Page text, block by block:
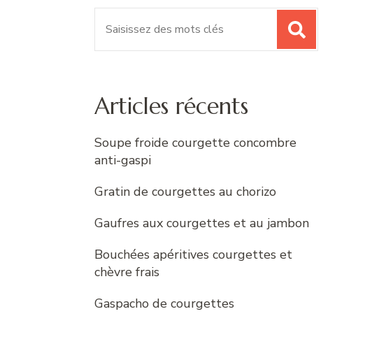
Articles récents
Soupe froide courgette concombre
anti-gaspi
Gratin de courgettes au chorizo
Gaufres aux courgettes et au jambon
Bouchées apéritives courgettes et
chèvre frais
Gaspacho de courgettes